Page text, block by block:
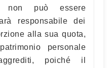
non può essere
responsabile dei
alla sua quota,
personale
poiché il